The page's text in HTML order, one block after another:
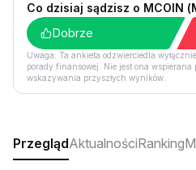
Co dzisiaj sądzisz o MCOIN
Dobrze
Uwaga: Ta ankieta odzwierciedla
porady finansowej. Nie jest ona
wskazywania przyszłych wyników.
PrzeglądAktualnościRanking